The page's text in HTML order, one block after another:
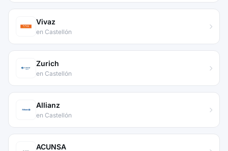
Vivaz
en Castellón
Zurich
en Castellón
Allianz
en Castellón
ACUNSA